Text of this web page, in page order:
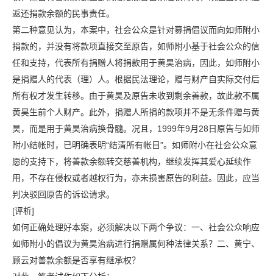
返还捐款余额的民事责任。
第二种意见认为，本案中，社会公众是针对募捐倡议而向如师附小
捐款的，并没有将款项直接交至原告，如师附小基于社会公众的信
任和支持，代表所有捐赠人将捐款用于黄昊治病，因此，如师附小
是捐赠人的代表（理）人。根据民法理论，赠与财产自实际交付后
所有权才发生转移。由于黄昊及原告未收到剩余善款，故此款不属
黄昊生前个人财产。此外，捐赠人所捐的款项并不是无条件赠与黄
昊，而是用于黄昊治病换骨髓。况且，1999年9月28日原告与如师
附小结帐时，已明确表明“结清所有帐目”。如师附小在社会公众意
愿的支持下，将善款余额转交慈善机构，继续发挥其爱心延续作
用，不存在侵权或者越权行为，亦未损害原告的利益。因此，应当
判决驳回原告的诉讼请求。
[评析]
如何正确处理好本案，必须解决以下两个争议：一、社会公众响应
如师附小的倡议为黄昊治病进行捐赠属何种法律关系？二、黄宁、
顾云对善款余额是否享有继承权？